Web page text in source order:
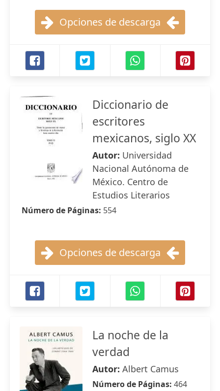
Opciones de descarga
Diccionario de
escritores
mexicanos, siglo XX
Autor: Universidad
Nacional Autónoma de
México. Centro de
Estudios Literarios
Número de Páginas: 554
Opciones de descarga
La noche de la
verdad
Autor: Albert Camus
Número de Páginas: 464